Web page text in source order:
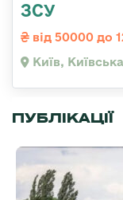
ЗСУ
від 50000 до
Київ,
ПУБЛІКАЦІЇ